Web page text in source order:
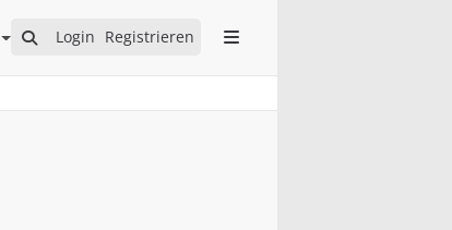
Login Registrieren
Open Internes Submenu